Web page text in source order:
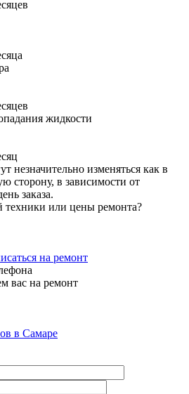
жидкости
изменяться как в
сторону, в зависимости от
заказа.
или цены ремонта?
на ремонт
вас на ремонт
в Самаре